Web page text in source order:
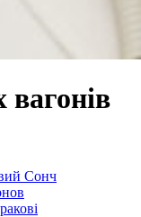
вагонів
Сонч